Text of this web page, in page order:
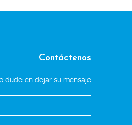
Contáctenos
dude en dejar su mensaje